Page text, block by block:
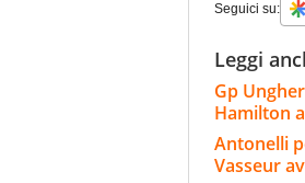
Seguici su:
Leggi
Gp
Hamilton
Antonelli
Vasseur